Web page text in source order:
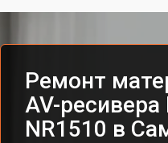
Ремонт
AV-
NR1510 в